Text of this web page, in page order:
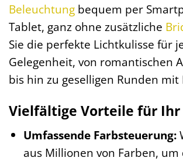
Beleuchtung bequem per
Tablet, ganz ohne zusätzliche
Sie die perfekte Lichtkulisse für
Gelegenheit, von romantischen
bis hin zu geselligen Runden mit
Vielfältige Vorteile für Ihr
Umfassende Farbsteuerung:
aus Millionen von Farben,